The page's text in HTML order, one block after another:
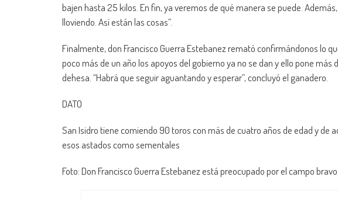
bajen hasta 25 kilos. En fin, ya veremos de qué manera se puede.
lloviendo. Así están las cosas”.
Finalmente, don Francisco Guerra Estebanez remató confirmándonos lo
poco más de un año los apoyos del gobierno ya no se dan y ello pone
dehesa. “Habrá que seguir aguantando y esperar”, concluyó el ganadero.
DATO
San Isidro tiene comiendo 90 toros con más de cuatro años de edad y de
esos astados como sementales
Foto: Don Francisco Guerra Estebanez está preocupado por el campo